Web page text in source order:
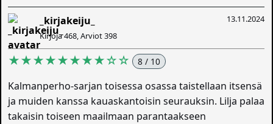
13.11.2024
_kirjakeiju_
Kirjoja 468, Arviot 398
★★★★★★★★☆☆ 8 / 10
Kalmanperho-sarjan toisessa osassa taistellaan itsensä
ja muiden kanssa kauaskantoisin seurauksin. Lilja palaa
takaisin toiseen maailmaan parantaakseen